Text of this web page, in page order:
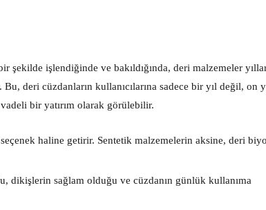
şekilde işlendiğinde ve bakıldığında, deri malzemeler
deri cüzdanların kullanıcılarına sadece bir yıl değil, on
bir yatırım olarak görülebilir.
haline getirir. Sentetik malzemelerin aksine, deri
sağlam olduğu ve cüzdanın günlük kullanıma